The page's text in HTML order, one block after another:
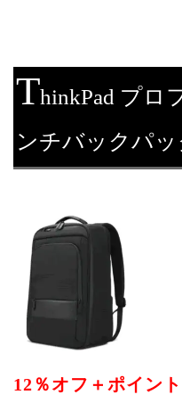
ThinkPad プロ
ンチバックパッ
12％オフ＋ポイン